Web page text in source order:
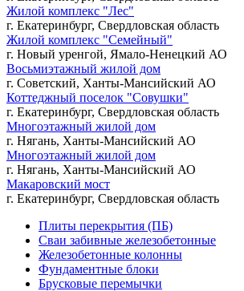
Жилой комплекс "Лес"
г. Екатеринбург, Свердловская область
Жилой комплекс "Семейный"
г. Новый уренгой, Ямало-Ненецкий АО
Восьмиэтажный жилой дом
г. Советский, Ханты-Мансийский АО
Коттеджный поселок "Совушки"
г. Екатеринбург, Свердловская область
Многоэтажный жилой дом
г. Нягань, Ханты-Мансийский АО
Многоэтажный жилой дом
г. Нягань, Ханты-Мансийский АО
Макаровский мост
г. Екатеринбург, Свердловская область
Плиты перекрытия (ПБ)
Сваи забивные железобетонные
Железобетонные колонны
Фундаментные блоки
Брусковые перемычки